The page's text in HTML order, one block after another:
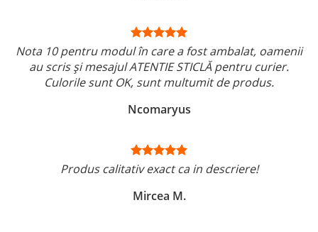
Nota 10 pentru modul în care a fost ambalat, oamenii
au scris și mesajul ATENTIE STICLĂ pentru curier.
Culorile sunt OK, sunt multumit de produs.
Ncomaryus
Produs calitativ exact ca in descriere!
Mircea M.